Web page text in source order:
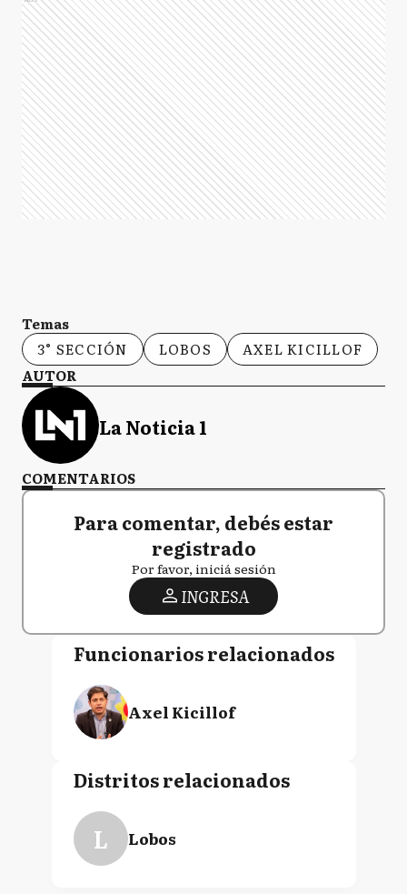
Temas
3° SECCIÓN
LOBOS
AXEL KICILLOF
AUTOR
La Noticia 1
COMENTARIOS
Para comentar, debés estar
registrado
Por favor, iniciá sesión
INGRESA
Funcionarios relacionados
Axel Kicillof
Distritos relacionados
L Lobos